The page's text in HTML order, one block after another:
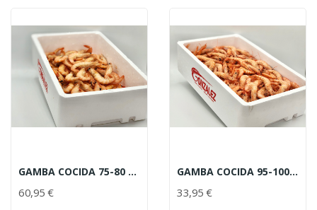
GAMBA COCIDA 75-80 PIEZAS
60,95 €
GAMBA COCIDA 95-100 PIEZAS
33,95 €